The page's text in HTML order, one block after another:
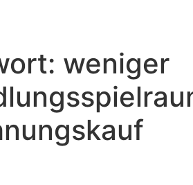
weniger